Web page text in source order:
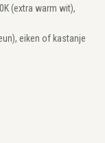
(extra warm wit),
eiken of kastanje